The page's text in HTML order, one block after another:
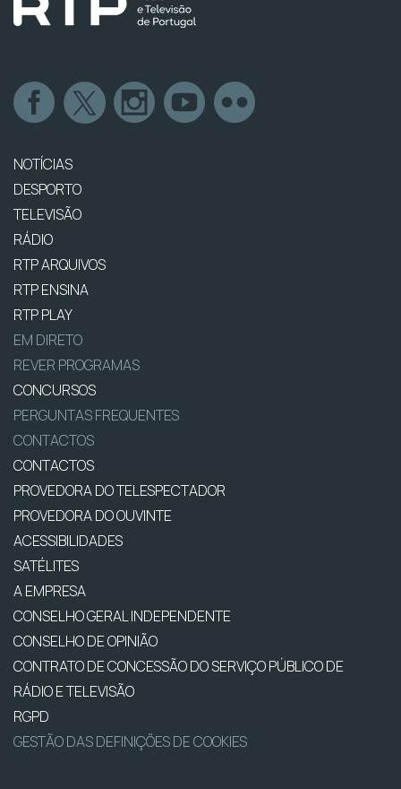
NOTÍCIAS
DESPORTO
TELEVISÃO
RÁDIO
RTP ARQUIVOS
RTP ENSINA
RTP PLAY
EM DIRETO
REVER PROGRAMAS
CONCURSOS
PERGUNTAS FREQUENTES
CONTACTOS
CONTACTOS
PROVEDORA DO TELESPECTADOR
PROVEDORA DO OUVINTE
ACESSIBILIDADES
SATÉLITES
A EMPRESA
CONSELHO GERAL INDEPENDENTE
CONSELHO DE OPINIÃO
CONTRATO DE CONCESSÃO DO SERVIÇO PÚBLICO DE
RÁDIO E TELEVISÃO
RGPD
GESTÃO DAS DEFINIÇÕES DE COOKIES